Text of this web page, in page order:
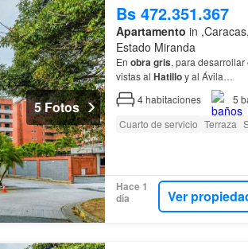
5 Fotos
Bs 472.351.367
Apartamento in
Estado Miranda
En obragris, para
vistas al Hatilloy al Ávila…
4habitaciones 5
Cuarto de servicio Terraza
Hace 1
día
Ver